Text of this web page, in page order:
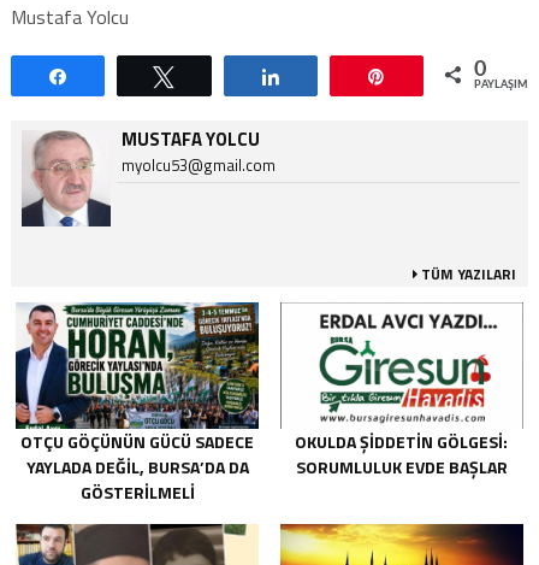
Mustafa Yolcu
0
MUSTAFA YOLCU
myolcu53@gmail.com
TÜM YAZILARI
OTÇU GÖÇÜNÜN GÜCÜ SADECE
YAYLADA DEĞIL, BURSA’DA DA
GÖSTERILMELI
OKULDA ŞIDDETIN GÖLGESI:
SORUMLULUK EVDE BAŞLAR